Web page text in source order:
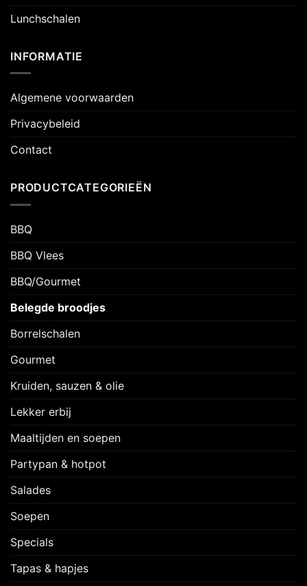
Lunchschalen
INFORMATIE
Algemene voorwaarden
Privacybeleid
Contact
PRODUCTCATEGORIEËN
BBQ
BBQ Vlees
BBQ/Gourmet
Belegde broodjes
Borrelschalen
Gourmet
Kruiden, sauzen & olie
Lekker erbij
Maaltijden en soepen
Partypan & hotpot
Salades
Soepen
Specials
Tapas & hapjes